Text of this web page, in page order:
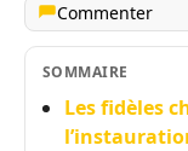
Commenter
SOMMAIRE
Les fidèles